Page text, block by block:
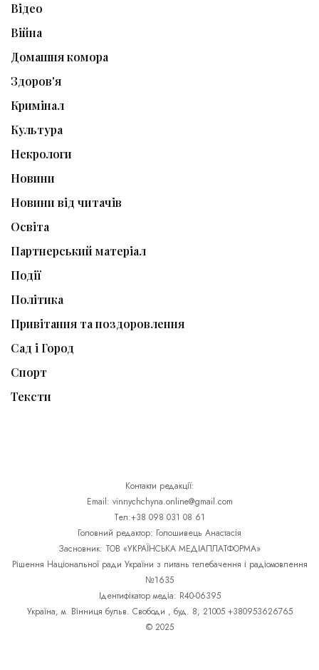
Відео
Війна
Домашня комора
Здоров'я
Кримінал
Культура
Некрологи
Новини
Новини від читачів
Освіта
Партнерський матеріал
Події
Політика
Привітання та поздоровлення
Сад і Город
Спорт
Тексти
Контакти редакції:
Email: vinnychchyna.online@gmail.com
Тел:+38 098 031 08 61
Головний редактор: Голошивець Анастасія
Засновник: ТОВ «УКРАЇНСЬКА МЕДІАПЛАТФОРМА»
Рішення Національної ради України з питань телебачення і радіомовлення
№1635
Ідентифікатор медіа: R40-06395
Україна, м. Вінниця бульв. Свободи , буд. 8, 21005 +380953626765
© 2025